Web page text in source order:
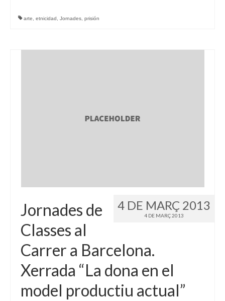
arte etnicidad Jornades prisión
4 DE MARÇ 2013
4 DE MARÇ 2013
Jornades de
Classes al
Carrer a Barcelona.
Xerrada “La dona en el
model productiu actual”